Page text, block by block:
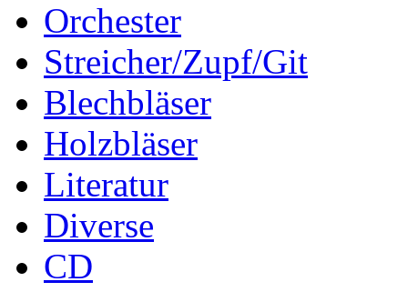
Orchester
Streicher/Zupf/Git
Blechbläser
Holzbläser
Literatur
Diverse
CD